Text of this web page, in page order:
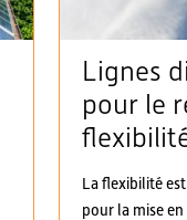
Lignes
pour le
La flexibilité
pour la mise